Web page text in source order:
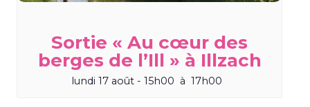
Sortie « Au cœur des
berges de l’Ill » à Illzach
lundi 17 août - 15h00 à 17h00